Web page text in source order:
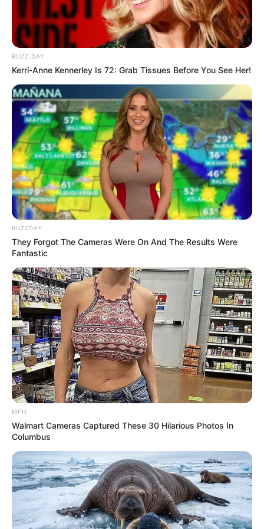
Fisch nicht verbrennt.
Beilagen-Ideen
Knuspriges Baguette oder Ciabatta
Mediterrane Ofenkartoffeln mit Rosmarin
Frischer Blattsalat mit Vinaigrette
Risotto oder Couscous für ein festlicheres
Menü
Dorade im Ofen: Für
besondere Anlässe
Eine Dorade im Ofen ist nicht nur
alltagstauglich, sondern auch ideal für
besondere Gelegenheiten. Ob Weihnachten,
Ostern oder ein Geburtstagsdinner – das
Gericht macht immer etwas her. Serviert auf
einer großen Platte, dekoriert mit
Zitronenscheiben und frischen Kräutern, wirkt
es besonders festlich.
Häufige Fehler
vermeiden
BUZZ DAY
Kerri-Anne Kennerley Is 72: Grab Tissues Before You See Her!
BUZZDAY
They Forgot The Cameras Were On And The Results Were
Fantastic
MFH
Walmart Cameras Captured These 30 Hilarious Photos In
Columbus